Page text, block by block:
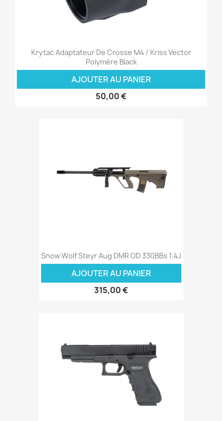
Krytac Adaptateur De Crosse M4 / Kriss Vector
Polymère Black
AJOUTER AU PANIER
50,00 €
Snow Wolf Steyr Aug DMR OD 330BBs 1.4J
AJOUTER AU PANIER
315,00 €